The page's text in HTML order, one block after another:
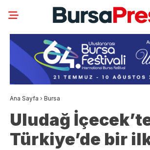
Ana Sayfa › Bursa
Uludağ
Türkiye’de bir